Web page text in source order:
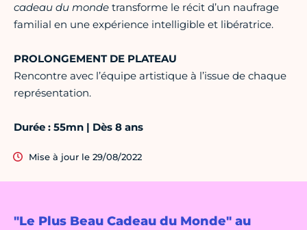
"Le Plus Beau Cadeau du Monde" au
cadeau du monde transforme le récit d’un naufrage
familial en une expérience intelligible et libératrice.
PROLONGEMENT DE PLATEAU
Rencontre avec l’équipe artistique à l’issue de chaque
représentation.
Durée : 55mn | Dès 8 ans
Mise à jour le 29/08/2022